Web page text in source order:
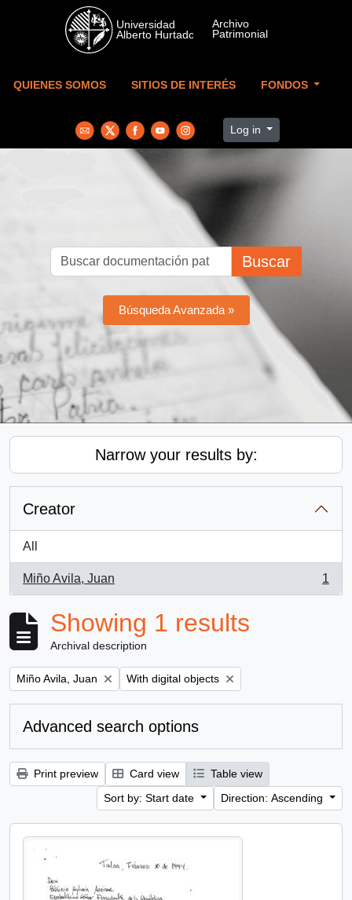
Skip to main content
QUIENES SOMOS SITIOS DE INTERÉS FONDOS
Log in
Buscar
Búsqueda Avanzada »
Narrow your results by:
Creator
All
Miño Avila, Juan
, 1 results
1
Showing 1 results
Archival description
Remove filter:
Miño Avila, Juan Remove filter:
With digital objects
Advanced search options
Print preview Card view
Table view
Sort by: Start date
Direction: Ascending